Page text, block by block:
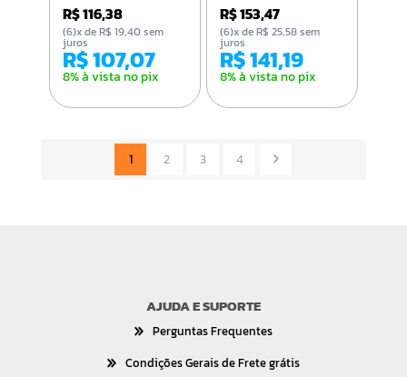
R$ 116,38
R$ 107,07
8% à vista no pix
(6)x de R$ 19,40 sem
juros
R$ 153,47
R$ 141,19
8% à vista no pix
(6)x de R$ 25,58 sem
juros
1 2 3 4
AJUDA E SUPORTE
Perguntas Frequentes
Condições Gerais de Frete grátis